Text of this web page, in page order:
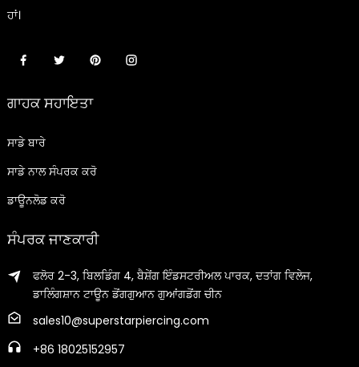
ਹਾਂ।
ਗਾਹਕ ਸਹਾਇਤਾ
ਸਾਡੇ ਬਾਰੇ
ਸਾਡੇ ਨਾਲ ਸੰਪਰਕ ਕਰੋ
ਡਾਊਨਲੋਡ ਕਰੋ
ਸੰਪਰਕ ਜਾਣਕਾਰੀ
ਫਲੋਰ 2-3, ਬਿਲਡਿੰਗ 4, ਬੈਸ਼ੇਂਗ ਇੰਡਸਟਰੀਅਲ ਪਾਰਕ, ​​ਦਤਾਂਗ ਵਿਲੇਜ,
ਡਾਲਿੰਗਸ਼ਾਨ ਟਾਊਨ ਡੋਂਗਗੁਆਨ ਗੁਆਂਗਡੋਂਗ ਚੀਨ
sales10@superstarpiercing.com
+86 18025152957